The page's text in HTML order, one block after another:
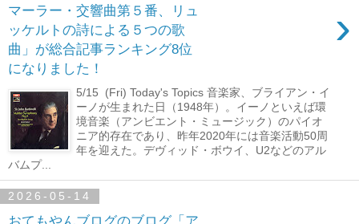
マーラー・交響曲第５番、リュ
ッケルトの詩による５つの歌
曲」が総合記事ランキング8位
になりました！
›
5/15 (Fri) Today's Topics 音楽家、ブライアン・イ
ーノが生まれた日（1948年）。イーノといえば環
境音楽（アンビエント・ミュージック）のパイオ
ニア的存在であり、昨年2020年には音楽活動50周
年を迎えた。デヴィッド・ボウイ、U2などのアル
バムプ...
2026-05-14